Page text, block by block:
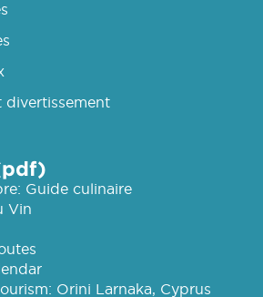
divertissement
Guide culinaire
Vin
Orini Larnaka, Cyprus